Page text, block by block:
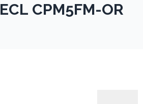
ECL CPM5FM-OR